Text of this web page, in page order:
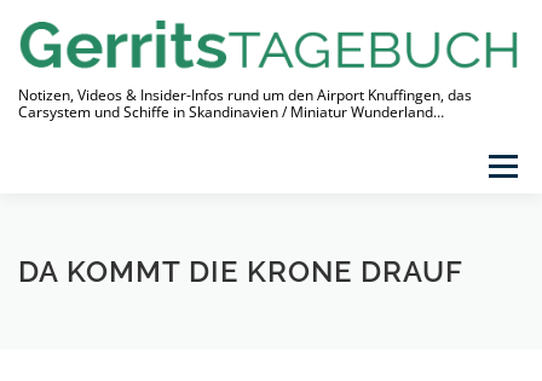
Inhalt
springen
Notizen, Videos & Insider-Infos rund um den Airport Knuffingen, das
Carsystem und Schiffe in Skandinavien / Miniatur Wunderland…
Menü
LINKS
DA KOMMT DIE KRONE DRAUF